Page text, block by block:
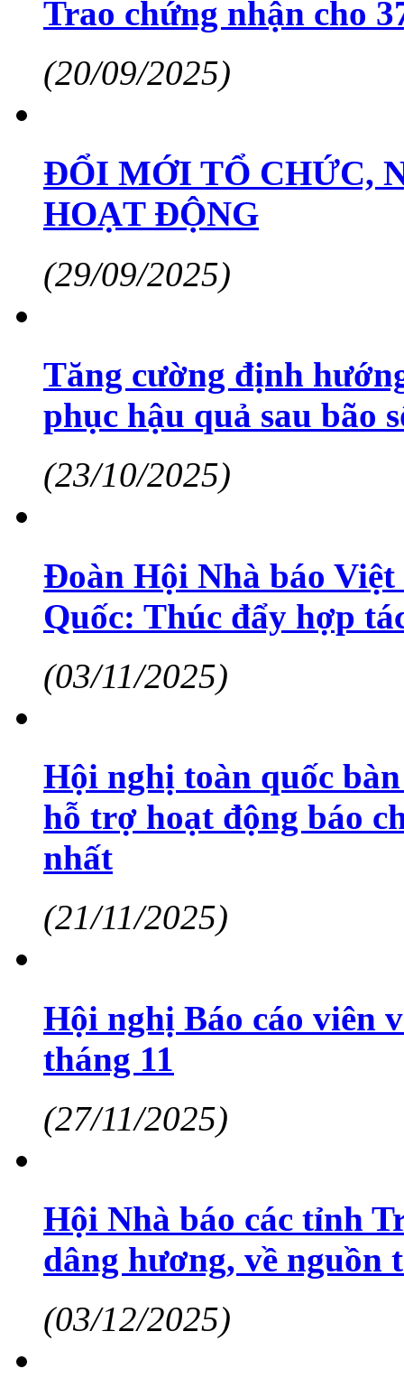
Trao chứng nhận cho
(20/09/2025)
ĐỔI MỚI TỔ CHỨC,
HOẠT ĐỘNG
(29/09/2025)
Tăng cường định
phục hậu quả sau bão
(23/10/2025)
Đoàn Hội Nhà báo
Quốc: Thúc đẩy hợp
(03/11/2025)
Hội nghị toàn quốc
hỗ trợ hoạt động báo
nhất
(21/11/2025)
Hội nghị Báo cáo viên
tháng 11
(27/11/2025)
Hội Nhà báo các tỉnh
dâng hương, về nguồn
(03/12/2025)